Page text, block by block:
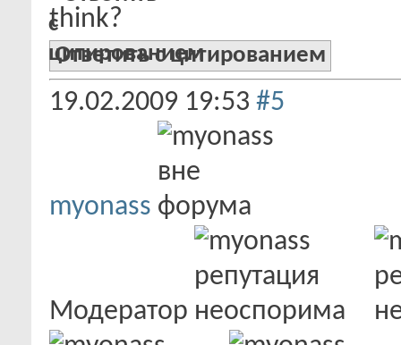
think?
Ответить с цитированием
19.02.2009 19:53 #5
myonass
Модератор